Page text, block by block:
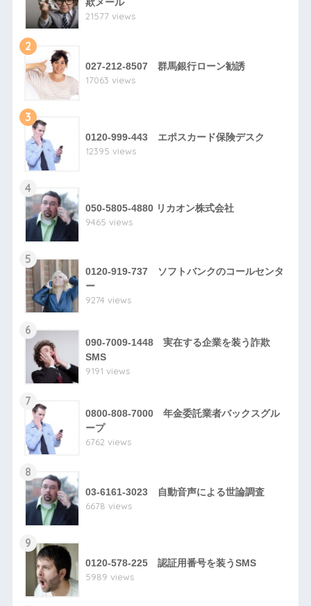
21577 views
2
027-212-8507 群馬銀行ローン勧誘
17063 views
3
0120-999-443 エポスカード保険デスク
12395 views
4
050-5805-4880 リカオン株式会社
9465 views
5
0120-919-737 ソフトバンクのコールセンタ
ー
9274 views
6
090-7009-1448 実在する企業を装う詐欺
SMS
9191 views
7
0800-808-7000 年金委託業者バックスグル
ープ
6762 views
8
03-6161-3023 自動音声による世論調査
6678 views
9
0120-578-225 認証用番号を装うSMS
5989 views